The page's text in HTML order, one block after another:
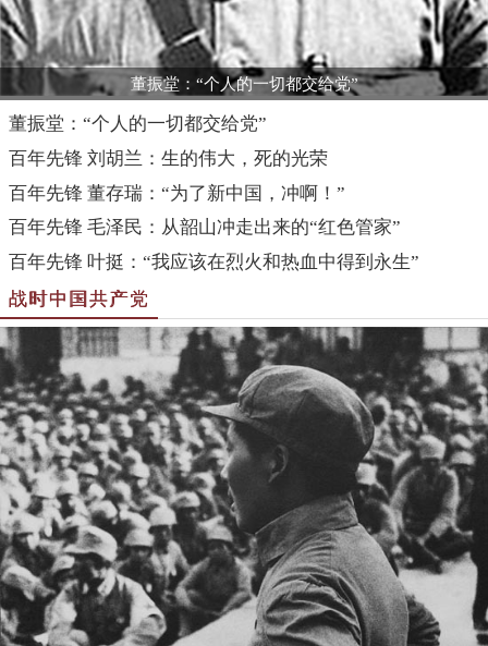
董振堂：“个人的一切都交给党”
董振堂：“个人的一切都交给党”
百年先锋 刘胡兰：生的伟大，死的光荣
百年先锋 董存瑞：“为了新中国，冲啊！”
百年先锋 毛泽民：从韶山冲走出来的“红色管家”
百年先锋 叶挺：“我应该在烈火和热血中得到永生”
战时中国共产党